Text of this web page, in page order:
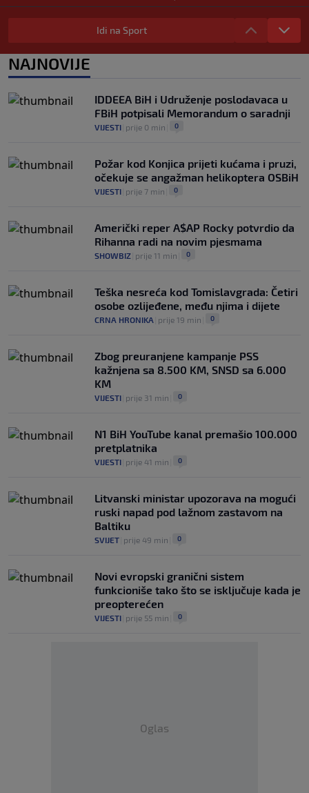
Pjanić otkrio da je Alajbegović imao
bogatije ponude: "Ipak, Juve je uvijek
0
Radnika, određene i sudije prvog kola
šampionata BiH
NOGOMET |prije 2 h 0
Idi na Sport
NAJNOVIJE
IDDEEA BiH i Udruženje poslodavaca u
FBiH potpisali Memorandum o saradnji
VIJESTI prije 0 min 0
Požar kod Konjica prijeti kućama i pruzi,
očekuje se angažman helikoptera OSBiH
VIJESTI prije 7 min 0
Američki reper A$AP Rocky potvrdio da
Rihanna radi na novim pjesmama
SHOWBIZ prije 11 min 0
Teška nesreća kod Tomislavgrada: Četiri
osobe ozlijeđene, među njima i dijete
CRNA HRONIKA prije 19 min 0
Zbog preuranjene kampanje PSS
kažnjena sa 8.500 KM, SNSD sa 6.000
KM
VIJESTI prije 31 min 0
N1 BiH YouTube kanal premašio 100.000
pretplatnika
VIJESTI prije 41 min 0
Litvanski ministar upozorava na mogući
ruski napad pod lažnom zastavom na
Baltiku
SVIJET prije 49 min 0
Novi evropski granični sistem
funkcioniše tako što se isključuje kada je
preopterećen
VIJESTI prije 55 min 0
Oglas